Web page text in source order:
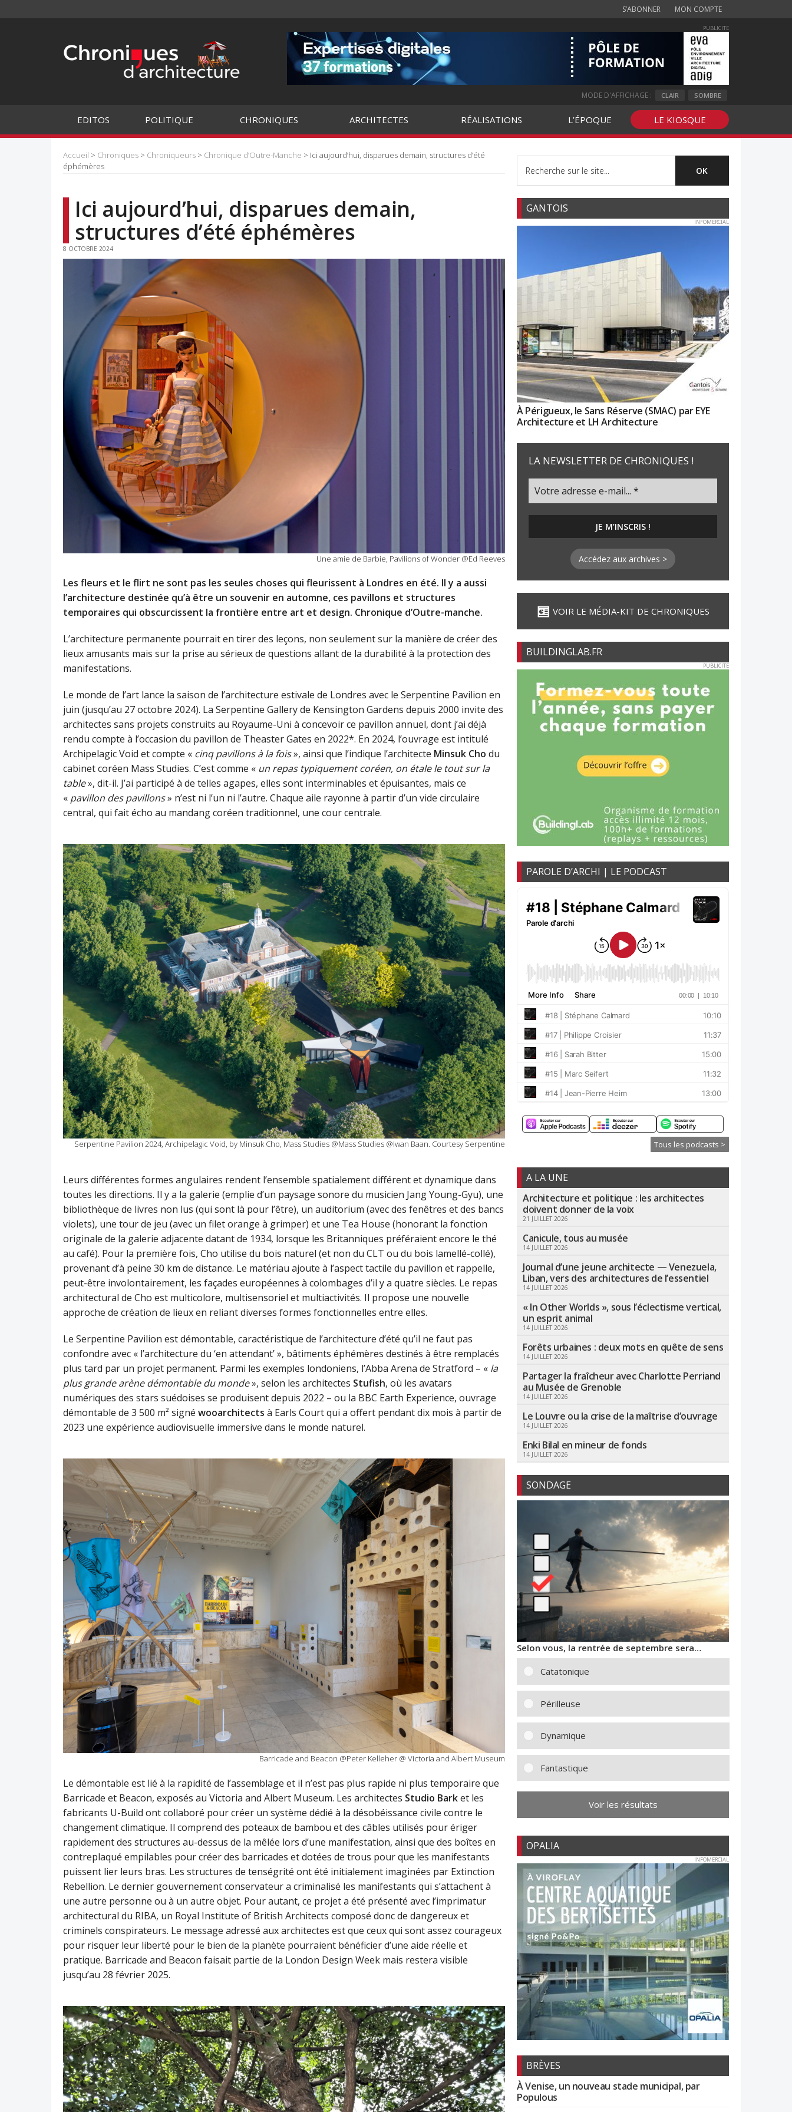
S’ABONNER MON COMPTE
PUBLICITE
MODE D'AFFICHAGE : CLAIR SOMBRE
EDITOS POLITIQUE CHRONIQUES ARCHITECTES RÉALISATIONS L’ÉPOQUE LE KIOSQUE
Accueil > Chroniques > Chroniqueurs > Chronique d’Outre-Manche > Ici aujourd’hui, disparues demain, structures d’été
éphémères
Ici aujourd’hui, disparues demain,
structures d’été éphémères
8 OCTOBRE 2024
Une amie de Barbie, Pavilions of Wonder @Ed Reeves
Les fleurs et le flirt ne sont pas les seules choses qui fleurissent à Londres en été. Il y a aussi
l’architecture destinée qu’à être un souvenir en automne, ces pavillons et structures
temporaires qui obscurcissent la frontière entre art et design. Chronique d’Outre-manche.
L’architecture permanente pourrait en tirer des leçons, non seulement sur la manière de créer des
lieux amusants mais sur la prise au sérieux de questions allant de la durabilité à la protection des
manifestations.
Le monde de l’art lance la saison de l’architecture estivale de Londres avec le Serpentine Pavilion en
juin (jusqu’au 27 octobre 2024). La Serpentine Gallery de Kensington Gardens depuis 2000 invite des
architectes sans projets construits au Royaume-Uni à concevoir ce pavillon annuel, dont j’ai déjà
rendu compte à l’occasion du pavillon de Theaster Gates en 2022*. En 2024, l’ouvrage est intitulé
Archipelagic Void et compte « cinq pavillons à la fois», ainsi que l’indique l’architecte Minsuk Cho du
cabinet coréen Mass Studies. C’est comme « un repas typiquement coréen, on étale le tout sur la
table», dit-il. J’ai participé à de telles agapes, elles sont interminables et épuisantes, mais ce
« pavillon des pavillons» n’est ni l’un ni l’autre. Chaque aile rayonne à partir d’un vide circulaire
central, qui fait écho au mandang coréen traditionnel, une cour centrale.
Serpentine Pavilion 2024, Archipelagic Void, by Minsuk Cho, Mass Studies @Mass Studies @Iwan Baan. Courtesy Serpentine
Leurs différentes formes angulaires rendent l’ensemble spatialement différent et dynamique dans
toutes les directions. Il y a la galerie (emplie d’un paysage sonore du musicien Jang Young-Gyu), une
bibliothèque de livres non lus (qui sont là pour l’être), un auditorium (avec des fenêtres et des bancs
violets), une tour de jeu (avec un filet orange à grimper) et une Tea House (honorant la fonction
originale de la galerie adjacente datant de 1934, lorsque les Britanniques préféraient encore le thé
au café). Pour la première fois, Cho utilise du bois naturel (et non du CLT ou du bois lamellé-collé),
provenant d’à peine 30 km de distance. Le matériau ajoute à l’aspect tactile du pavillon et rappelle,
peut-être involontairement, les façades européennes à colombages d’il y a quatre siècles. Le repas
architectural de Cho est multicolore, multisensoriel et multiactivités. Il propose une nouvelle
approche de création de lieux en reliant diverses formes fonctionnelles entre elles.
Le Serpentine Pavilion est démontable, caractéristique de l’architecture d’été qu’il ne faut pas
confondre avec « l’architecture du ‘en attendant’ », bâtiments éphémères destinés à être remplacés
plus tard par un projet permanent. Parmi les exemples londoniens, l’Abba Arena de Stratford – « la
plus grande arène démontable du monde», selon les architectes Stufish, où les avatars
numériques des stars suédoises se produisent depuis 2022 – ou la BBC Earth Experience, ouvrage
démontable de 3 500 m² signé wooarchitects à Earls Court qui a offert pendant dix mois à partir de
2023 une expérience audiovisuelle immersive dans le monde naturel.
Barricade and Beacon @Peter Kelleher @ Victoria and Albert Museum
Le démontable est lié à la rapidité de l’assemblage et il n’est pas plus rapide ni plus temporaire que
Barricade et Beacon, exposés au Victoria and Albert Museum. Les architectes Studio Barket les
fabricants U-Build ont collaboré pour créer un système dédié à la désobéissance civile contre le
changement climatique. Il comprend des poteaux de bambou et des câbles utilisés pour ériger
rapidement des structures au-dessus de la mêlée lors d’une manifestation, ainsi que des boîtes en
contreplaqué empilables pour créer des barricades et dotées de trous pour que les manifestants
puissent lier leurs bras. Les structures de tenségrité ont été initialement imaginées par Extinction
Rebellion. Le dernier gouvernement conservateur a criminalisé les manifestants qui s’attachent à
une autre personne ou à un autre objet. Pour autant, ce projet a été présenté avec l’imprimatur
architectural du RIBA, un Royal Institute of British Architects composé donc de dangereux et
criminels conspirateurs. Le message adressé aux architectes est que ceux qui sont assez courageux
pour risquer leur liberté pour le bien de la planète pourraient bénéficier d’une aide réelle et
pratique. Barricade and Beacon faisait partie de la London Design Week mais restera visible
jusqu’au 28 février 2025.
GANTOIS
INFOMERCIAL
À Périgueux, le Sans Réserve (SMAC) par EYE
Architecture et LH Architecture
LA NEWSLETTER DE CHRONIQUES !
Accédez aux archives >
VOIR LE MÉDIA-KIT DE CHRONIQUES
BUILDINGLAB.FR
PUBLICITE
PAROLE D’ARCHI | LE PODCAST
Tous les podcasts >
A LA UNE
Architecture et politique : les architectes
doivent donner de la voix
21 JUILLET 2026
Canicule, tous au musée
14 JUILLET 2026
Journal d’une jeune architecte — Venezuela,
Liban, vers des architectures de l’essentiel
14 JUILLET 2026
« In Other Worlds », sous l’éclectisme vertical,
un esprit animal
14 JUILLET 2026
Forêts urbaines : deux mots en quête de sens
14 JUILLET 2026
Partager la fraîcheur avec Charlotte Perriand
au Musée de Grenoble
14 JUILLET 2026
Le Louvre ou la crise de la maîtrise d’ouvrage
14 JUILLET 2026
Enki Bilal en mineur de fonds
14 JUILLET 2026
SONDAGE
Selon vous, la rentrée de septembre sera…
Catatonique
Périlleuse
Dynamique
Fantastique
Voir les résultats
OPALIA
INFOMERCIAL
BRÈVES
À Venise, un nouveau stade municipal, par
Populous